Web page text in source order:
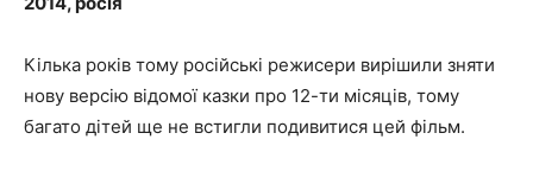
Кілька років тому російські режисери вирішили зняти
нову версію відомої казки про 12-ти місяців, тому
багато дітей ще не встигли подивитися цей фільм.